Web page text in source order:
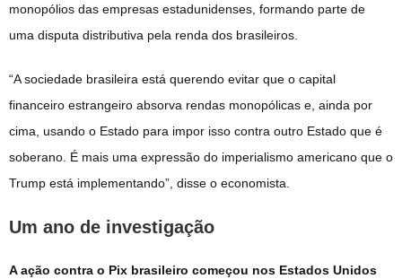
monopólios das empresas estadunidenses, formando parte de
uma disputa distributiva pela renda dos brasileiros.
“A sociedade brasileira está querendo evitar que o capital
financeiro estrangeiro absorva rendas monopólicas e, ainda por
cima, usando o Estado para impor isso contra outro Estado que é
soberano. É mais uma expressão do imperialismo americano que o
Trump está implementando”, disse o economista.
Um ano de investigação
A ação contra o Pix brasileiro começou nos Estados Unidos